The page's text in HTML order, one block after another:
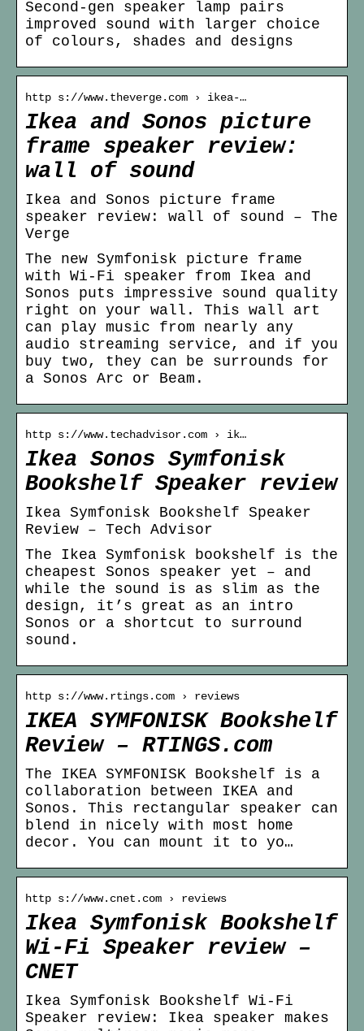
Second-gen speaker lamp pairs
improved sound with larger choice
of colours, shades and designs
http s://www.theverge.com › ikea-…
Ikea and Sonos picture
frame speaker review:
wall of sound
Ikea and Sonos picture frame
speaker review: wall of sound – The
Verge
The new Symfonisk picture frame
with Wi-Fi speaker from Ikea and
Sonos puts impressive sound quality
right on your wall. This wall art
can play music from nearly any
audio streaming service, and if you
buy two, they can be surrounds for
a Sonos Arc or Beam.
http s://www.techadvisor.com › ik…
Ikea Sonos Symfonisk
Bookshelf Speaker review
Ikea Symfonisk Bookshelf Speaker
Review – Tech Advisor
The Ikea Symfonisk bookshelf is the
cheapest Sonos speaker yet – and
while the sound is as slim as the
design, it’s great as an intro
Sonos or a shortcut to surround
sound.
http s://www.rtings.com › reviews
IKEA SYMFONISK Bookshelf
Review – RTINGS.com
The IKEA SYMFONISK Bookshelf is a
collaboration between IKEA and
Sonos. This rectangular speaker can
blend in nicely with most home
decor. You can mount it to yo…
http s://www.cnet.com › reviews
Ikea Symfonisk Bookshelf
Wi-Fi Speaker review –
CNET
Ikea Symfonisk Bookshelf Wi-Fi
Speaker review: Ikea speaker makes